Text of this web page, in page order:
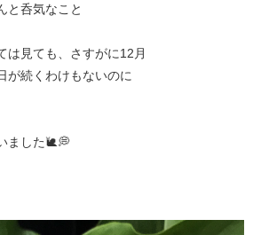
気なこと
ても、さすがに12月
くわけもないのに
した🐌💭